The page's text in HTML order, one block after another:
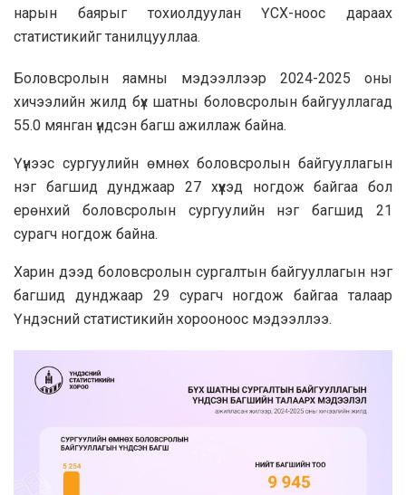
нарын баярыг тохиолдуулан ҮСХ-ноос дараах
статистикийг танилцууллаа.
Боловсролын яамны мэдээллээр 2024-2025 оны
хичээлийн жилд бүх шатны боловсролын байгууллагад
55.0 мянган үндсэн багш ажиллаж байна.
Үүнээс сургуулийн өмнөх боловсролын байгууллагын
нэг багшид дунджаар 27 хүүхэд ногдож байгаа бол
ерөнхий боловсролын сургуулийн нэг багшид 21
сурагч ногдож байна.
Харин дээд боловсролын сургалтын байгууллагын нэг
багшид дунджаар 29 сурагч ногдож байгаа талаар
Үндэсний статистикийн хорооноос мэдээллээ.